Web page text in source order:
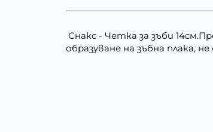
Снакс - Четка за зъби
образуване на зъбна плака,